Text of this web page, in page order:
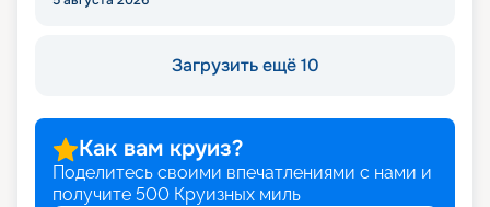
Загрузить ещё 10
Как вам круиз?
Поделитесь своими впечатлениями с нами и
получите 500 Круизных миль